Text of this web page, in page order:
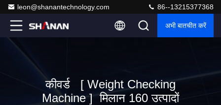
leon@shanantechnology.com 86--13215377368
अभी बातचीत करें
कीवर्ड [ Weight Checking
Machine ] मिलान 160 उत्पादों